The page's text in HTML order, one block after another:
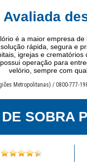
Avaliada
é a maior empresa
rápida, segura e
igrejas e
operação para
velório, sempre com
Metropolitanas) / 0800-777-
SOBRA